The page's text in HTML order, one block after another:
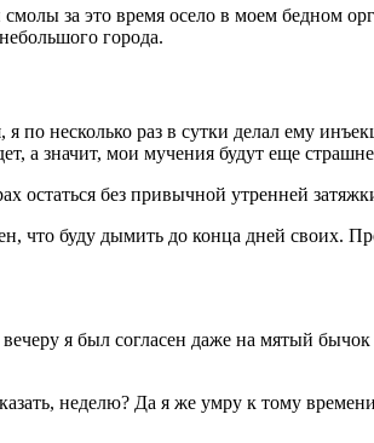
смолы за это время осело в моем
города.
несколько раз в сутки делал ему
а значит, мои мучения будут еще
без привычной утренней
что буду дымить до конца дней своих.
я был согласен даже на мятый
неделю? Да я же умру к тому